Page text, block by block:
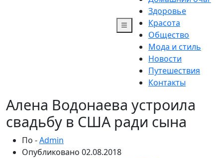
Здоровье
Красота
Общество
Мода и стиль
Новости
Путешествия
Контакты
Алена Водонаева устроила
свадьбу в США ради сына
По -Admin
Опубликовано 02.08.2018